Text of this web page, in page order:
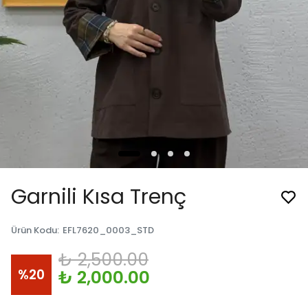
Garnili Kısa Trenç
Ürün Kodu: EFL7620_0003_STD
%20
₺ 2,500.00
₺ 2,000.00